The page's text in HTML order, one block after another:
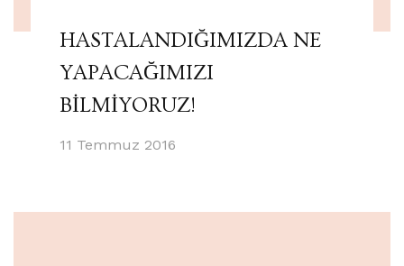
HASTALANDIĞIMIZDA NE
YAPACAĞIMIZI
BİLMİYORUZ!
11 Temmuz 2016